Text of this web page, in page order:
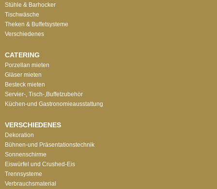
Stühle & Barhocker
Tischwäsche
Theken & Buffetsysteme
Verschiedenes
CATERING
Porzellan mieten
Gläser mieten
Besteck mieten
Servier-, Tisch-,Buffetzubehör
Küchen-und Gastronomieausstattung
VERSCHIEDENES
Dekoration
Bühnen-und Präsentationstechnik
Sonnenschirme
Eiswürfel und Crushed-Eis
Trennsysteme
Verbrauchsmaterial